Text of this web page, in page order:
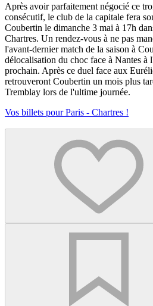
Après avoir parfaitement négocié ce
consécutif, le club de la capitale fera
Coubertin le dimanche 3 mai à 17h
Chartres. Un rendez-vous à ne pas
l'avant-dernier match de la saison à
délocalisation du choc face à Nantes
prochain. Après ce duel face aux
retrouveront Coubertin un mois plus
Tremblay lors de l'ultime journée.
Vos billets pour Paris - Chartres !